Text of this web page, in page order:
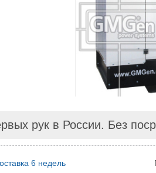
рук в России. Без
6 недель